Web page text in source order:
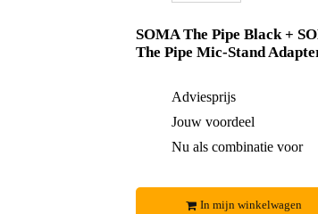
SOMA The Pipe Black +
The Pipe Mic-Stand
Adviesprijs
Jouw voordeel
Nu als combinatie voor
In mijn winkelwagen